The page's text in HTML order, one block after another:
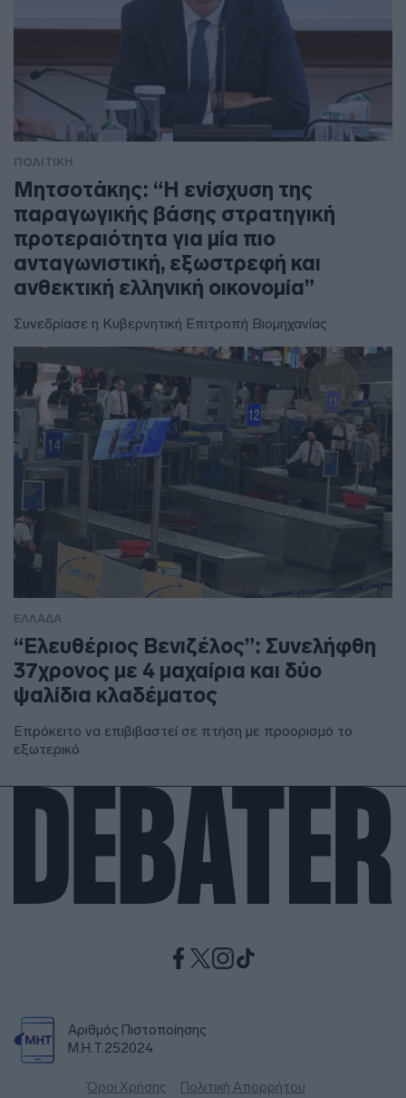
ΠΟΛΙΤΙΚΗ
Μητσοτάκης: “Η ενίσχυση της
παραγωγικής βάσης στρατηγική
προτεραιότητα για μία πιο
ανταγωνιστική, εξωστρεφή και
ανθεκτική ελληνική οικονομία”
Συνεδρίασε η Κυβερνητική Επιτροπή Βιομηχανίας
ΕΛΛΑΔΑ
“Ελευθέριος Βενιζέλος”: Συνελήφθη
37χρονος με 4 μαχαίρια και δύο
ψαλίδια κλαδέματος
Επρόκειτο να επιβιβαστεί σε πτήση με προορισμό το
εξωτερικό
Αριθμός Πιστοποίησης
Μ.Η.Τ.252024
Όροι Χρήσης Πολιτική Απορρήτου